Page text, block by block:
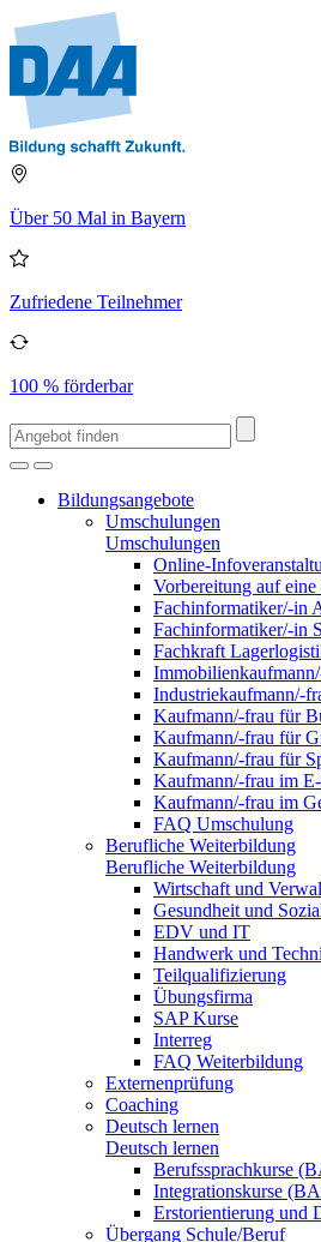
Über 50 Mal in Bayern
Zufriedene Teilnehmer
100 % förderbar
Bildungsangebote
Umschulungen
Umschulungen
Online-
Vorbereitung auf
Fachinformatiker/-in
Fachinformatiker/-in
Fachkraft
Industriekaufmann/-
Kaufmann/-frau für
Kaufmann/-frau für
Kaufmann/-frau für
Kaufmann/-frau im
Kaufmann/-frau im
FAQ Umschulung
Berufliche Weiterbildung
Berufliche Weiterbildung
Wirtschaft und
Gesundheit und
EDV und IT
Handwerk und
Teilqualifizierung
Übungsfirma
SAP Kurse
Interreg
FAQ Weiterbildung
Externenprüfung
Coaching
Deutsch lernen
Deutsch lernen
Berufssprachkurse
Integrationskurse
Erstorientierung und
Übergang Schule/Beruf